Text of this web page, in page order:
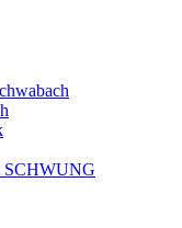
SCHWUNG